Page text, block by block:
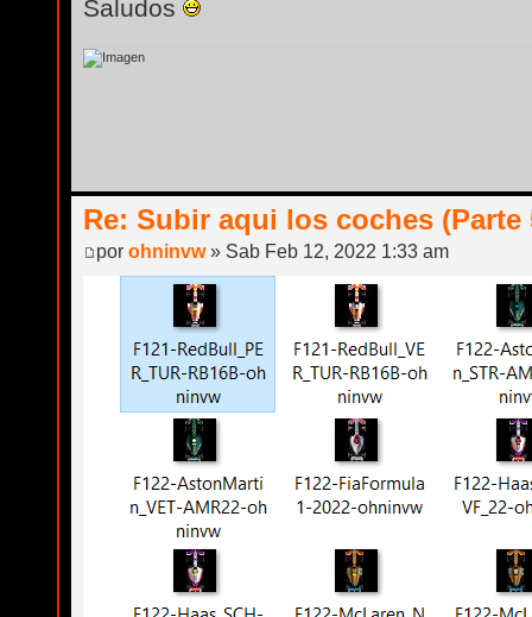
Saludos
Re: Subir aqui los coches (Parte
por ohninvw» Sab Feb 12, 2022 1:33 am